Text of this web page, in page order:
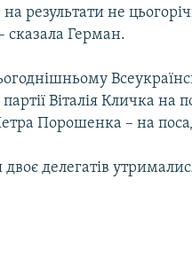
результати не
сказала Герман.
Віталія Кличка на
Порошенка – на
делегатів